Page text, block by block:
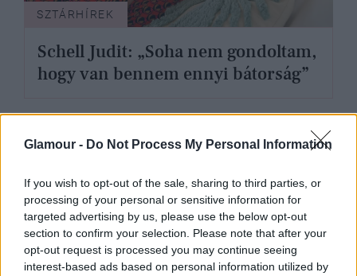
Glamour - Do Not Process My Personal Information
If you wish to opt-out of the sale, sharing to third parties, or
processing of your personal or sensitive information for
targeted advertising by us, please use the below opt-out
section to confirm your selection. Please note that after your
opt-out request is processed you may continue seeing
interest-based ads based on personal information utilized by
SZTÁRHÍREK
Schell Judit: „Soha nem gondoltam,
hogy van bennem ennyi bátorság”